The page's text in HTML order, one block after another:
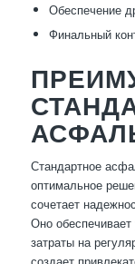
Обеспечение
Финальный
Стандартное
оптимальное
сочетает
Оно
затраты на